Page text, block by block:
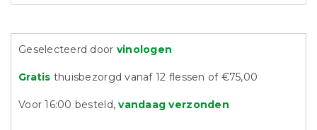
Geselecteerd door vinologen
Gratis thuisbezorgd vanaf 12 flessen of €75,00
Voor 16:00 besteld,vandaag verzonden